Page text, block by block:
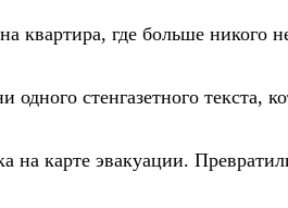
квартира, где больше никого
стенгазетного текста,
на карте эвакуации.